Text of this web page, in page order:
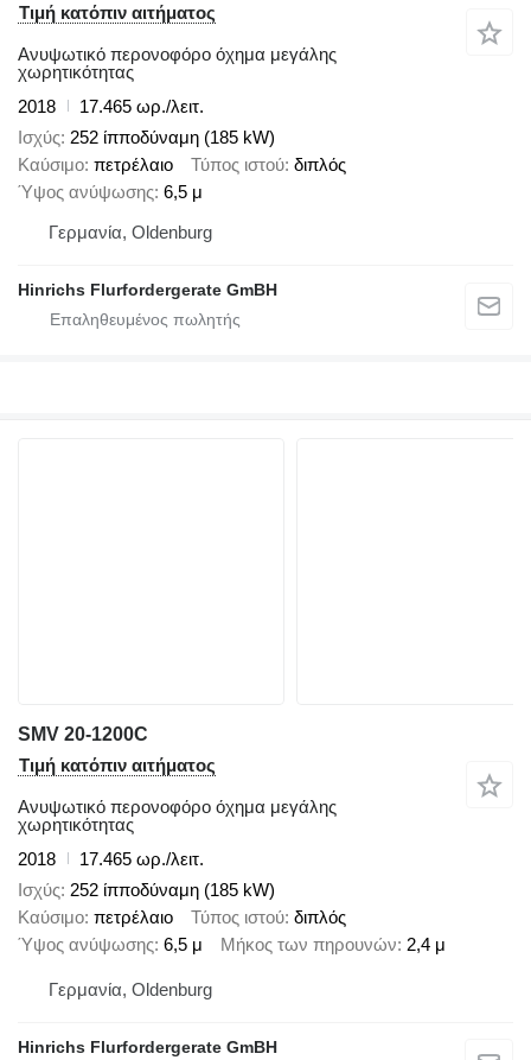
Τιμή κατόπιν αιτήματος
Ανυψωτικό περονοφόρο όχημα μεγάλης
χωρητικότητας
2018
17.465 ωρ./λειτ.
Ισχύς 252 ίπποδύναμη (185 kW)
Καύσιμο πετρέλαιο Τύπος ιστού διπλός
Ύψος ανύψωσης 6,5 μ
Γερμανία, Oldenburg
Hinrichs Flurfordergerate GmBH
SMV 20-1200C
Τιμή κατόπιν αιτήματος
Ανυψωτικό περονοφόρο όχημα μεγάλης
χωρητικότητας
2018
17.465 ωρ./λειτ.
Ισχύς 252 ίπποδύναμη (185 kW)
Καύσιμο πετρέλαιο Τύπος ιστού διπλός
Ύψος ανύψωσης 6,5 μ Μήκος των πηρουνών 2,4 μ
Γερμανία, Oldenburg
Hinrichs Flurfordergerate GmBH